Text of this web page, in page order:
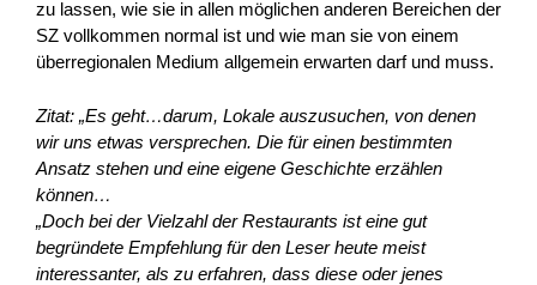
zu lassen, wie sie in allen möglichen anderen Bereichen der
SZ vollkommen normal ist und wie man sie von einem
überregionalen Medium allgemein erwarten darf und muss.
Zitat: „Es geht…darum, Lokale auszusuchen, von denen
wir uns etwas versprechen. Die für einen bestimmten
Ansatz stehen und eine eigene Geschichte erzählen
können…
„Doch bei der Vielzahl der Restaurants ist eine gut
begründete Empfehlung für den Leser heute meist
interessanter, als zu erfahren, dass diese oder jenes